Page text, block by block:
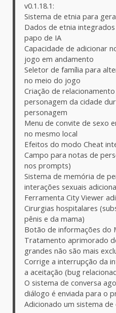
v0.1.18.1:
Sistema de etnia para
Dados de etnia
papo de IA
Capacidade de adicionar
jogo em andamento
Seletor de família para
no meio do jogo
Criação de
personagem da cidade
personagem
Menu de convite de sexo
no mesmo local
Efeitos do modo Cheat
Campo para notas de
nos prompts)
Sistema de memória de
interações sexuais
Ferramenta City Viewer
Cirurgias hospitalares
pênis e da mama)
Botão de informações do
Tratamento aprimorado
grandes não são mais
Corrige a interrupção da
a aceitação (bug
O sistema de conversa
diálogo é enviada para o
Adicionado um sistema